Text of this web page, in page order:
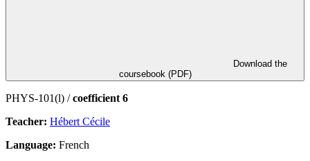
coursebook (PDF)
PHYS-101(l) /coefficient 6
Teacher: Hébert Cécile
Language: French